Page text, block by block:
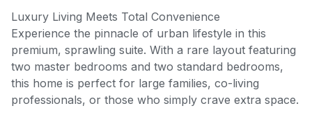
Luxury Living Meets Total Convenience
Experience the pinnacle of urban lifestyle in this
premium, sprawling suite. With a rare layout featuring
two master bedrooms and two standard bedrooms,
this home is perfect for large families, co-living
professionals, or those who simply crave extra space.